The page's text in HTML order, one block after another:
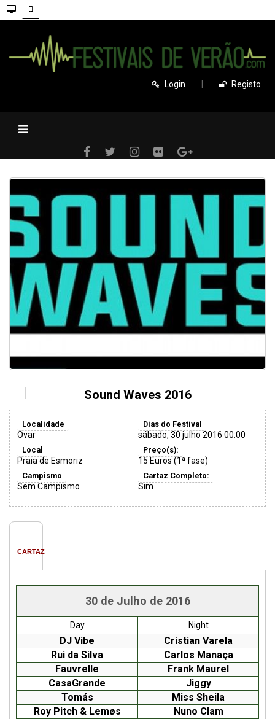
Login Registo
Sound Waves 2016
Localidade
Ovar
Dias do Festival
sábado, 30 julho 2016 00:00
Local
Praia de Esmoriz
Preço(s):
15 Euros (1ª fase)
Campismo
Sem Campismo
Cartaz Completo:
Sim
CARTAZ
30 de Julho de 2016
Day Night
DJ Vibe
Cristian Varela
Rui da Silva
Carlos Manaça
Fauvrelle
Frank Maurel
CasaGrande
Jiggy
Tomás
Miss Sheila
Roy Pitch & Lemøs
Nuno Clam